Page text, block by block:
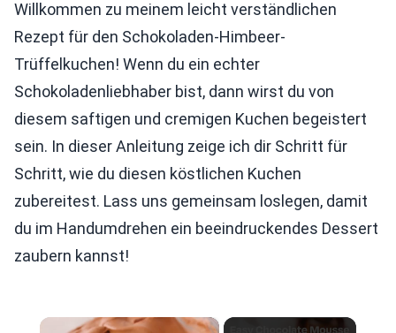
Willkommen zu meinem leicht verständlichen
Rezept für den Schokoladen-Himbeer-
Trüffelkuchen! Wenn du ein echter
Schokoladenliebhaber bist, dann wirst du von
diesem saftigen und cremigen Kuchen begeistert
sein. In dieser Anleitung zeige ich dir Schritt für
Schritt, wie du diesen köstlichen Kuchen
zubereitest. Lass uns gemeinsam loslegen, damit
du im Handumdrehen ein beeindruckendes Dessert
zaubern kannst!
×